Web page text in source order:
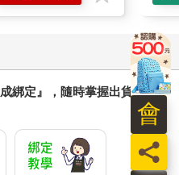
綁定』，隨時掌握出貨動
員
會